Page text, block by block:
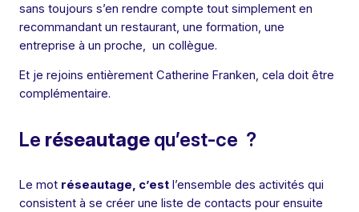
sans toujours s’en rendre compte tout simplement en
recommandant un restaurant, une formation, une
entreprise à un proche, un collègue.
Et je rejoins entièrement Catherine Franken, cela doit être
complémentaire.
Le réseautage qu’est-ce ?
Le mot réseautage, c’est l’ensemble des activités qui
consistent à se créer une liste de contacts pour ensuite